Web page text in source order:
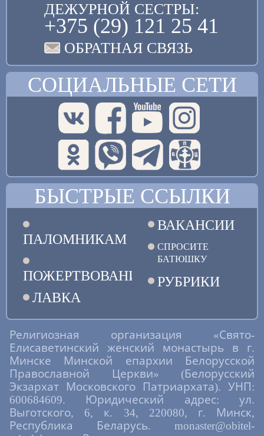
ДЕЖУРНОЙ СЕСТРЫ:
+375 (29) 121 25 41
ОБРАТНАЯ СВЯЗЬ
СОЦИАЛЬНЫЕ СЕТИ
БЫСТРЫЕ ССЫЛКИ
ПАЛОМНИКАМ
ПОЖЕРТВОВАНИЯ
ЛАВКА
ВАКАНСИИ
СПРОСИТЕ
БАТЮШКУ
РУБРИКИ
Религиозная организация «Свято-
Елисаветинский женский монастырь в г.
Минске Минской епархии Белорусской
Православной Церкви» (Белорусский
Экзархат Московского Патриархата). УНП:
600684609. Юридический адрес: ул.
Выготского, 6, к. 34, 220080, г. Минск,
Республика Беларусь. monaster@obitel-